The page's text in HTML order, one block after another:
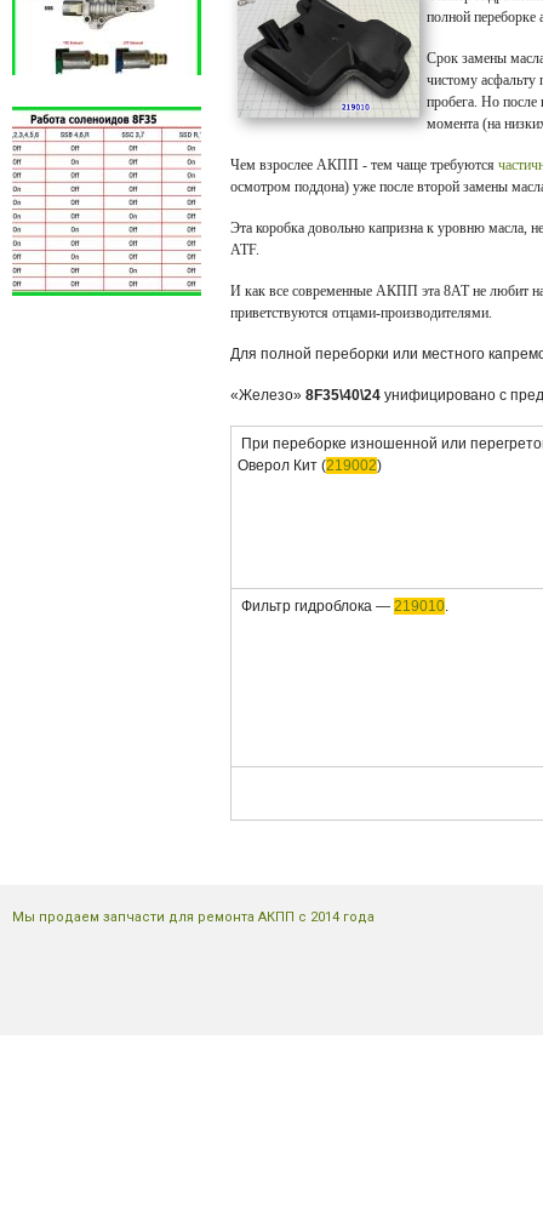
полной переборке
Срок замены
чистому асфальту
пробега. Но после
момента (на
Чем взрослее АКПП - тем чаще требуются
осмотром поддона) уже после второй замены
Эта коробка довольно капризна к уровню масла,
ATF.
И как все современные АКПП эта 8АТ не любит
приветствуются отцами-производителями.
Для полной переборки или местного
«Железо» 8F35\40\24 унифицировано с
При переборке изношенной или
Оверол Кит (219002)
Фильтр гидроблока — 219010.
Мы продаем запчасти для ремонта АКПП с 2014 года